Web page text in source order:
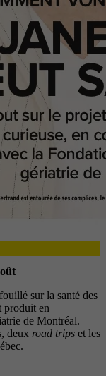
sur la santé des
produit en
de Montréal.
deux road trips et les